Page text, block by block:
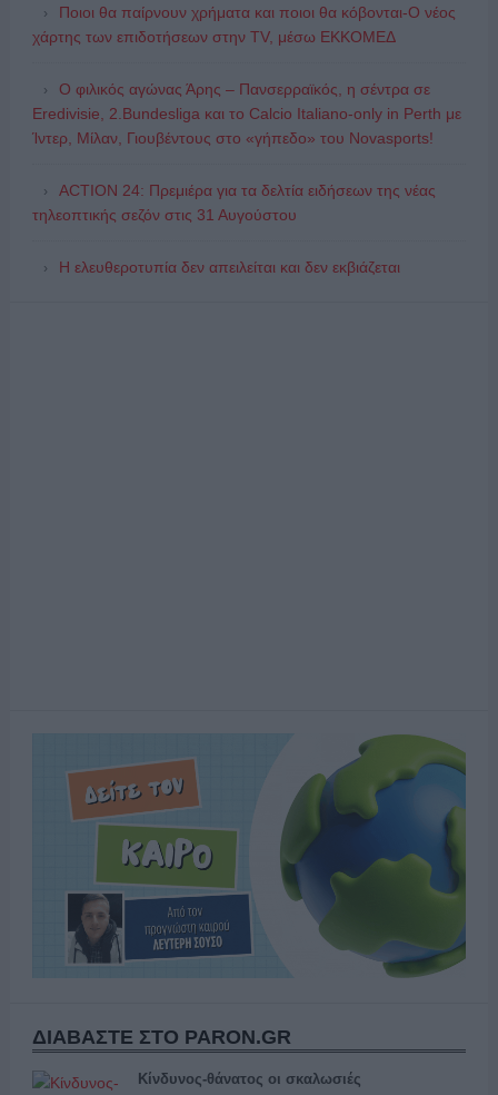
Ποιοι θα παίρνουν χρήματα και ποιοι θα κόβονται-Ο νέος
χάρτης των επιδοτήσεων στην TV, μέσω ΕΚΚΟΜΕΔ
Ο φιλικός αγώνας Άρης – Πανσερραϊκός, η σέντρα σε
Eredivisie, 2.Bundesliga και το Calcio Italiano-only in Perth με
Ίντερ, Μίλαν, Γιουβέντους στο «γήπεδο» του Novasports!
ACTION 24: Πρεμιέρα για τα δελτία ειδήσεων της νέας
τηλεοπτικής σεζόν στις 31 Αυγούστου
Η ελευθεροτυπία δεν απειλείται και δεν εκβιάζεται
ΔΙΑΒΑΣΤΕ ΣΤΟ PARON.GR
Κίνδυνος-θάνατος οι σκαλωσιές